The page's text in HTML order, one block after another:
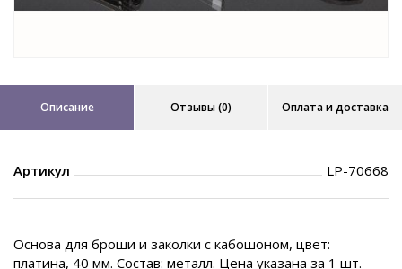
Описание Отзывы (0) Оплата и доставка
Артикул LP-70668
Основа для броши и заколки с кабошоном, цвет:
платина, 40 мм. Состав: металл. Цена указана за 1 шт.